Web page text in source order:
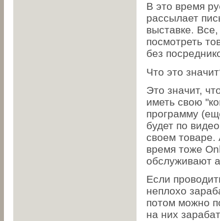
В это время
рассылает
выставке.
посмотреть
без
Что это
Это значит,
иметь свою
программу
будет по
своем товаре.
время тоже
обслуживают
Если
неплохо
потом можно
на них